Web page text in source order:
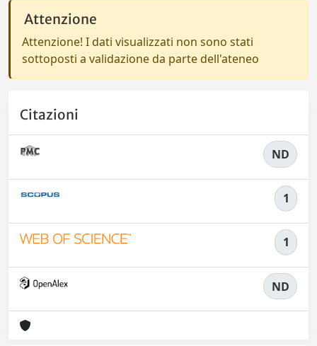
Attenzione
Attenzione! I dati visualizzati non sono stati
sottoposti a validazione da parte dell'ateneo
Citazioni
ND
1
1
ND